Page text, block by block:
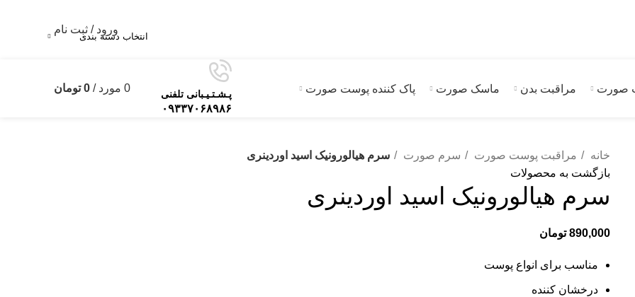
انتخاب دسته بندی
ورود / ثبت نام
صورت مراقبت بدن ماسک صورت پاک کننده پوست صورت پـشـتـیـبانی تلفنی
۰۹۳۳۷۰۶۸۹۸۶
0 مورد /
0 تومان
خانه مراقبت پوست صورت سرم صورت
سرم هیالورونیک اسید اوردینری
بازگشت به محصولات
سرم هیالورونیک اسید اوردینری
890,000 تومان
مناسب برای انواع پوست
درخشان کننده